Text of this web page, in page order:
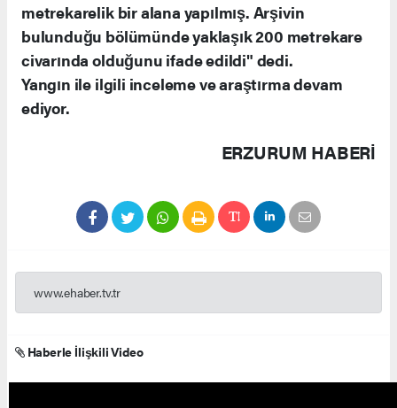
metrekarelik bir alana yapılmış. Arşivin
bulunduğu bölümünde yaklaşık 200 metrekare
civarında olduğunu ifade edildi" dedi.
Yangın ile ilgili inceleme ve araştırma devam
ediyor.
ERZURUM HABERİ
www.ehaber.tv.tr
Haberle İlişkili Video